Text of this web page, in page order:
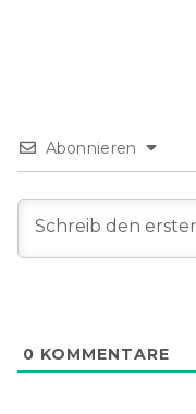
Abonnieren
0 KOMMENTARE